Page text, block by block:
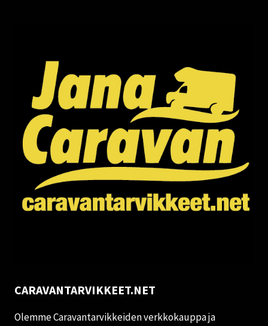
CARAVANTARVIKKEET.NET
Olemme Caravantarvikkeiden verkkokauppa ja